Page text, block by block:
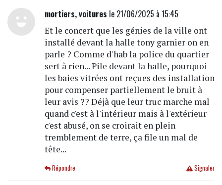
mortiers, voitures le 21/06/2025 à 15:45
Et le concert que les génies de la ville ont
installé devant la halle tony garnier on en
parle ? Comme d'hab la police du quartier
sert à rien... Pile devant la halle, pourquoi
les baies vitrées ont reçues des installation
pour compenser partiellement le bruit à
leur avis ?? Déjà que leur truc marche mal
quand c'est à l'intérieur mais à l'extérieur
c'est abusé, on se croirait en plein
tremblement de terre, ça file un mal de
tête...
Signaler
Répondre